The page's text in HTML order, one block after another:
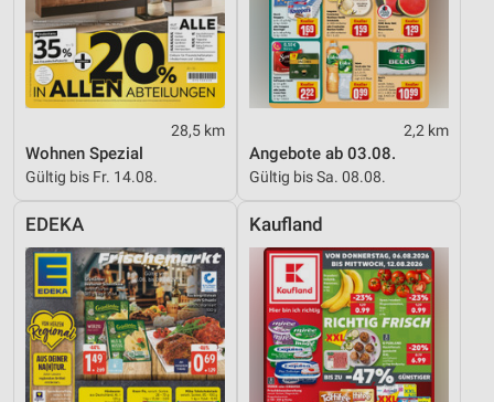
28,5 km
Wohnen Spezial
Gültig bis Fr. 14.08.
2,2 km
Angebote ab 03.08.
Gültig bis Sa. 08.08.
EDEKA Kaufland